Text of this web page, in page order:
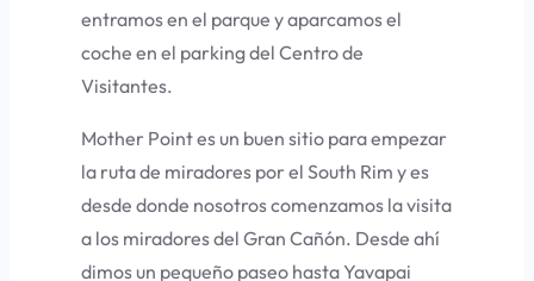
entramos en el parque y aparcamos el
coche en el parking del Centro de
Visitantes.
Mother Pointes un buen sitio para empezar
la ruta de miradores por el South Rim y es
desde donde nosotros comenzamos la visita
a los miradores del Gran Cañón. Desde ahí
dimos un pequeño paseo hastaYavapai